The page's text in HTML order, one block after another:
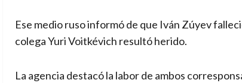
Ese medio ruso informó de que Iván Zúyev
colega Yuri Voitkévich resultó herido.
La agencia destacó la labor de ambos